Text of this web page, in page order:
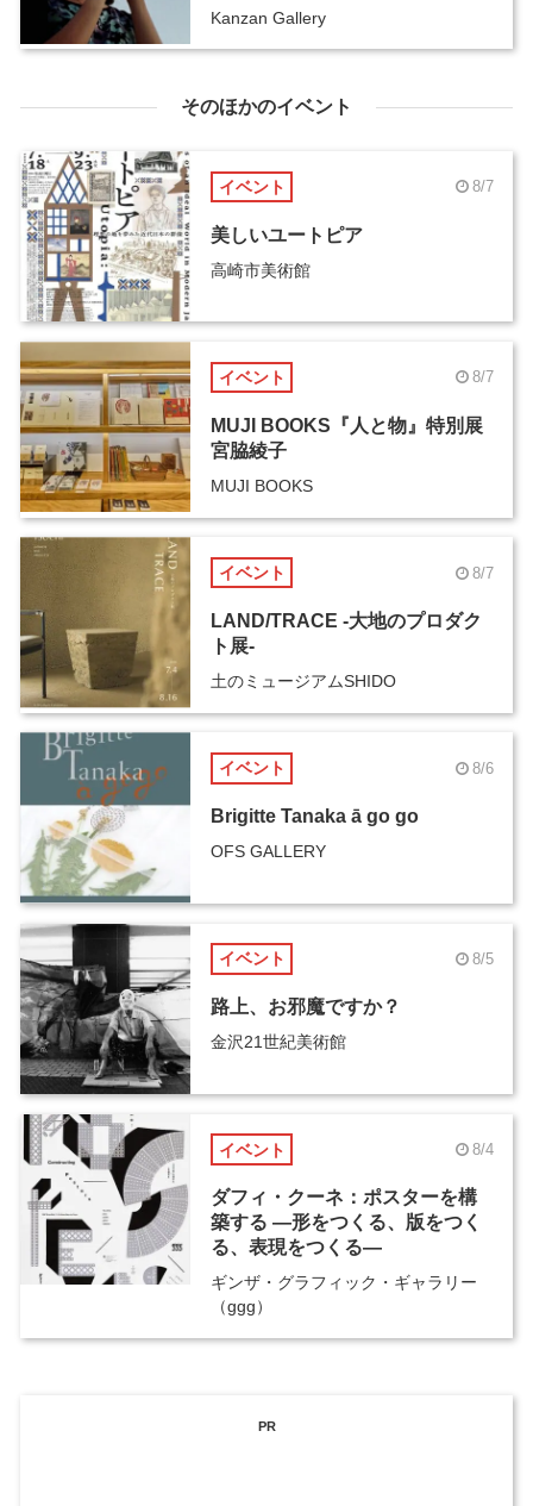
Kanzan Gallery
そのほかのイベント
イベント 8/7
美しいユートピア
高崎市美術館
イベント 8/7
MUJI BOOKS『人と物』特別展
宮脇綾子
MUJI BOOKS
イベント 8/7
LAND/TRACE -大地のプロダク
ト展-
土のミュージアムSHIDO
イベント 8/6
Brigitte Tanaka ā go go
OFS GALLERY
イベント 8/5
路上、お邪魔ですか？
金沢21世紀美術館
イベント 8/4
ダフィ・クーネ：ポスターを構
築する ―形をつくる、版をつく
る、表現をつくる―
ギンザ・グラフィック・ギャラリー
（ggg）
PR